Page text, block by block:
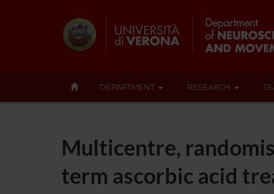
DEPARTMENT RESEARCH
Multicentre,
term ascorbic acid